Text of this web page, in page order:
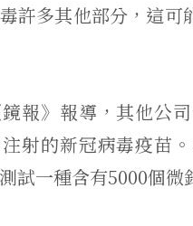
許多其他部分，這可
報》報導，其他公
射的新冠病毒疫苗
試一種含有5000個微